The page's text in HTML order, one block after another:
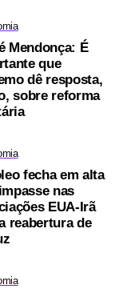
Mendonça: É
que
dê resposta,
sobre reforma
fecha em alta
nas
EUA-Irã
reabertura de